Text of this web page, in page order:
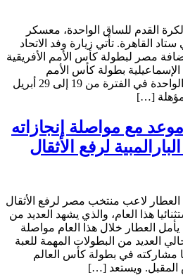
القدم للساق الواحدة، معسكر
القاهرة. تأتي زيارة وفد الاتحاد
مصر لبطولة كأس الأمم الأفريقية
بطولة كأس الأمم
الأفريقية لكرة القدم للساق الواحدة في الفترة من 19 إلى 29 أبريل
[…]
مع مواصلة إنجازاته
لرفع الأثقال
لاعب منتخب مصر لرفع الأثقال
هذا العام، والذي يشهد العديد من
يأمل العطار خلال هذا العام مواصلة
العديد من البطولات المهمة للعبة
مشاركته في بطولة كأس العالم
ويستعد […]